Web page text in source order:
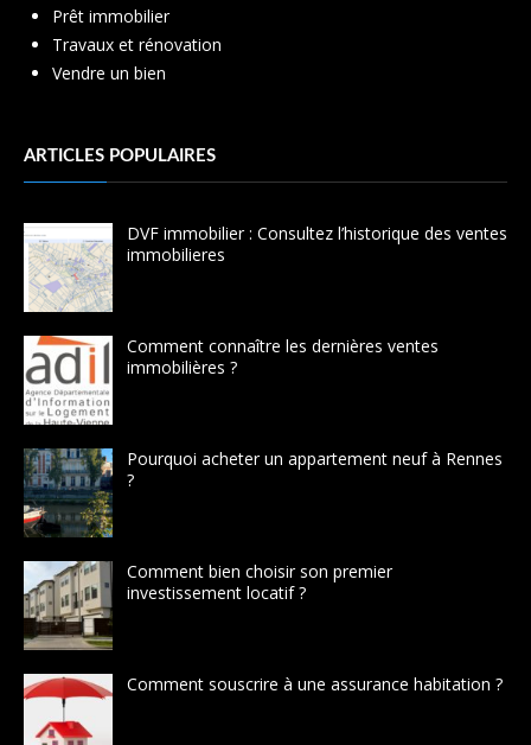
Prêt immobilier
Travaux et rénovation
Vendre un bien
ARTICLES POPULAIRES
DVF immobilier : Consultez l’historique des ventes
immobilieres
Comment connaître les dernières ventes
immobilières ?
Pourquoi acheter un appartement neuf à Rennes
?
Comment bien choisir son premier
investissement locatif ?
Comment souscrire à une assurance habitation ?